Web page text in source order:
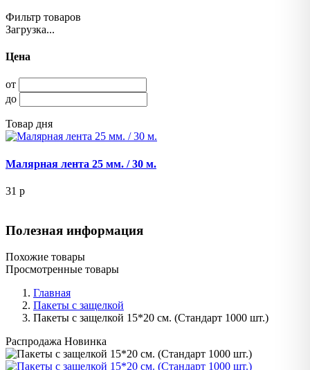
Фильтр товаров
Загрузка...
Цена
от
до
Товар дня
Малярная лента 25 мм. / 30 м.
31 p
Полезная информация
Похожие товары
Просмотренные товары
Главная
Пакеты с защелкой
Пакеты с защелкой 15*20 см. (Стандарт 1000 шт.)
Распродажа Новинка